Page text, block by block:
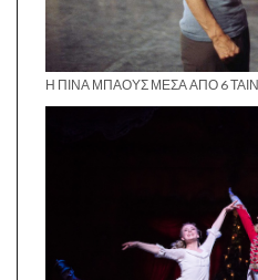
Η ΠΊΝΑ ΜΠΆΟΥΣ ΜΈΣΑ ΑΠΌ 6